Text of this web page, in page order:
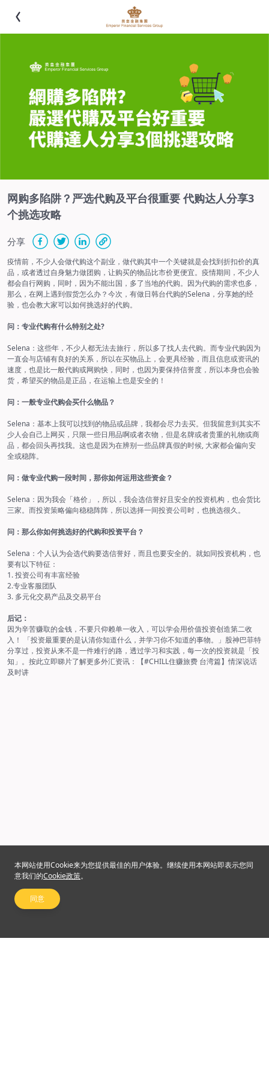
网购多陷阱？严选代购及平台很重要 代购达人分享3
个挑选攻略
分享
疫情前，不少人会做代购这个副业，做代购其中一个关键就是会找到折扣价的真
品，或者透过自身魅力做团购，让购买的物品比市价更便宜。疫情期间，不少人
都会自行网购，同时，因为不能出国，多了当地的代购。因为代购的需求也多，
那么，在网上遇到假货怎么办？今次，有做日韩台代购的Selena，分享她的经
验，也会教大家可以如何挑选好的代购。
问：专业代购有什么特别之处?
Selena：这些年，不少人都无法去旅行，所以多了找人去代购。而专业代购因为
一直会与店铺有良好的关系，所以在买物品上，会更具经验，而且信息或资讯的
速度，也是比一般代购或网购快，同时，也因为要保持信誉度，所以本身也会验
货，希望买的物品是正品，在运输上也是安全的！
问：一般专业代购会买什么物品？
Selena：基本上我可以找到的物品或品牌，我都会尽力去买。但我留意到其实不
少人会自己上网买，只限一些日用品啊或者衣物，但是名牌或者贵重的礼物或商
品，都会回头再找我。这也是因为在辨别一些品牌真假的时候, 大家都会偏向安
全或稳阵。
问：做专业代购一段时间，那你如何运用这些资金？
Selena：因为我会「格价」，所以，我会选信誉好且安全的投资机构，也会货比
三家。而投资策略偏向稳稳阵阵，所以选择一间投资公司时，也挑选很久。
问：那么你如何挑选好的代购和投资平台？
Selena：个人认为会选代购要选信誉好，而且也要安全的。就如同投资机构，也
要有以下特征：
1. 投资公司有丰富经验
2.专业客服团队
3. 多元化交易产品及交易平台
后记：
因为辛苦赚取的金钱，不要只仰赖单一收入，可以学会用价值投资创造第二收
入！ 「投资最重要的是认清你知道什么，并学习你不知道的事物。」股神巴菲特
分享过，投资从来不是一件难行的路，透过学习和实践，每一次的投资就是「投
知」。按此立即睇片了解更多外汇资讯：
【#CHILL住赚旅费 台湾篇】情深说话
及时讲
本网站使用Cookie来为您提供最佳的用户体验。继续使用本网站即表示您同
意我们的Cookie政策。
同意